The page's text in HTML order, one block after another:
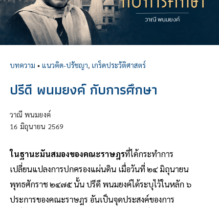
บทความ • แนวคิด-ปรัชญา, เกร็ดประวัติศาสตร์
ปรีดี พนมยงค์ กับการศึกษา
วาณี พนมยงค์
16 มิถุนายน 2569
ในฐานะมันสมองของคณะราษฎรที่ได้กระทำการ
เปลี่ยนแปลงการปกครองแผ่นดิน เมื่อวันที่ ๒๔ มิถุนายน
พุทธศักราช ๒๔๗๕ นั้น ปรีดี พนมยงค์ได้ระบุไว้ในหลัก ๖
ประการของคณะราษฎร อันเป็นจุดประสงค์ของการ